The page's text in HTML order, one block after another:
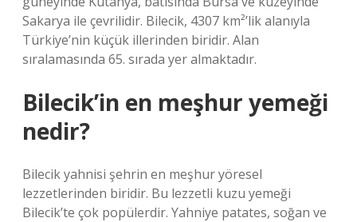
Sakarya ile çevrilidir. Bilecik, 4307 km²’lik alanıyla
Türkiye’nin küçük illerinden biridir. Alan
sıralamasında 65. sırada yer almaktadır.
Bilecik’in en meşhur yemeği
nedir?
Bilecik yahnisi şehrin en meşhur yöresel
lezzetlerinden biridir. Bu lezzetli kuzu yemeği
Bilecik’te çok popülerdir. Yahniye patates, soğan ve